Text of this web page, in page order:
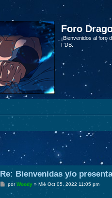
Foro
¡Bienvenidos al foro
FDB.
Re: Bienvenidas y/o
MporWoody» Mié Oct 05, 2022 11:05 pm